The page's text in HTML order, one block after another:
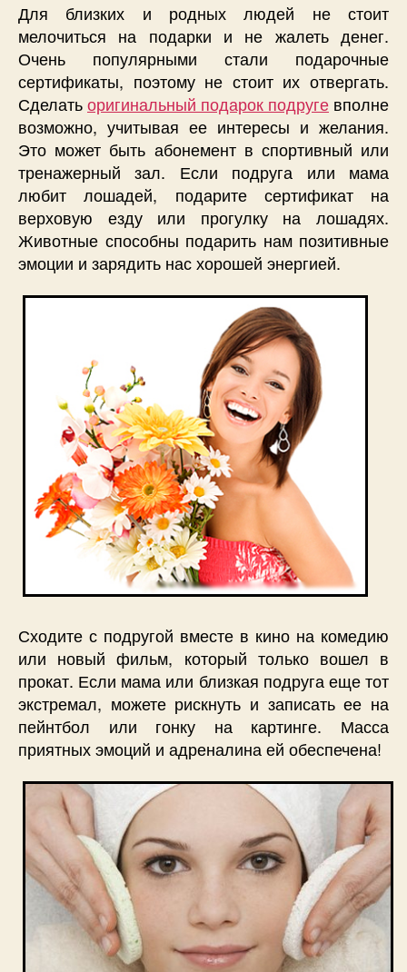
Для близких и родных людей не стоит
мелочиться на подарки и не жалеть денег.
Очень популярными стали подарочные
сертификаты, поэтому не стоит их отвергать.
Сделатьоригинальный подарок подруге вполне
возможно, учитывая ее интересы и желания.
Это может быть абонемент в спортивный или
тренажерный зал. Если подруга или мама
любит лошадей, подарите сертификат на
верховую езду или прогулку на лошадях.
Животные способны подарить нам позитивные
эмоции и зарядить нас хорошей энергией.
Сходите с подругой вместе в кино на комедию
или новый фильм, который только вошел в
прокат. Если мама или близкая подруга еще тот
экстремал, можете рискнуть и записать ее на
пейнтбол или гонку на картинге. Масса
приятных эмоций и адреналина ей обеспечена!